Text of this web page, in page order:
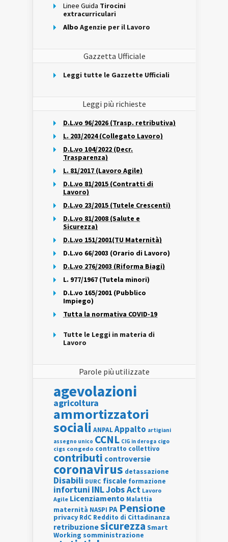
Linee Guida Tirocini
extracurriculari
Albo Agenzie per il Lavoro
Gazzetta Ufficiale
Leggi tutte le Gazzette Ufficiali
Leggi più richieste
D.L.vo 96/2026 (Trasp. retributiva)
L. 203/2024 (Collegato Lavoro)
D.L.vo 104/2022 (Decr.
Trasparenza)
L. 81/2017 (Lavoro Agile)
D.L.vo 81/2015 (Contratti di
Lavoro)
D.L.vo 23/2015 (Tutele Crescenti)
D.L.vo 81/2008 (Salute e
Sicurezza)
D.L.vo 151/2001(TU Maternità)
D.L.vo 66/2003 (Orario di Lavoro)
D.L.vo 276/2003 (Riforma Biagi)
L. 977/1967 (Tutela minori)
D.L.vo 165/2001 (Pubblico
Impiego)
Tutta la normativa COVID-19
Tutte le Leggi in materia di
Lavoro
Parole più utilizzate
agevolazioni
agricoltura
ammortizzatori
sociali ANPALAppalto artigiani
assegno unico CCNL CIG in deroga cigo
cigs congedo contratto collettivo
contributi controversie
coronavirus detassazione
Disabili DURC fiscale formazione
infortuni INLJobs Act Lavoro
Agile Licenziamento Malattia
maternità NASPI PA Pensione
privacy RdC Reddito di Cittadinanza
retribuzionesicurezza Smart
Working somministrazione